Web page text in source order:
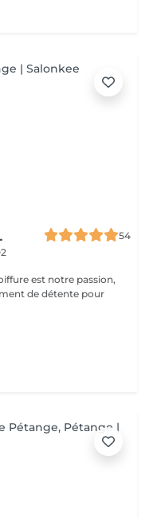
54
de détente pour